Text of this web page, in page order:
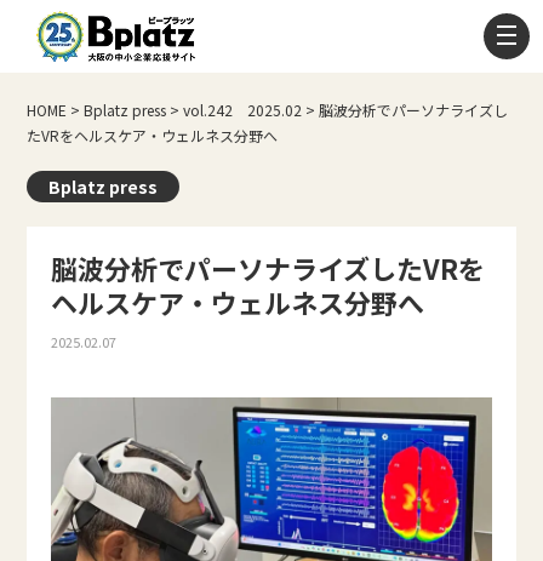
HOME >Bplatz press >vol.242 2025.02 >脳波分析でパーソナライズし
たVRをヘルスケア・ウェルネス分野へ
Bplatz press
脳波分析でパーソナライズしたVRを
ヘルスケア・ウェルネス分野へ
2025.02.07